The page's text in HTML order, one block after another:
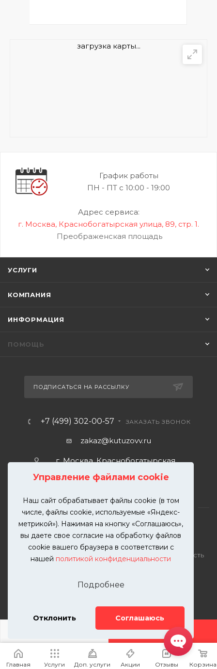
Управление файлами cookie
Наш сайт обрабатывает файлы cookie (в том
числе, файлы cookie, используемые «Яндекс-
метрикой»). Нажимая на кнопку «Соглашаюсь»,
вы даете свое согласие на обработку файлов
cookie вашего браузера в соответствии с
нашей политикой конфиденциальности
Подробнее
Отклонить Соглашаюсь
ДОБАВИТЬ УСЛУГУ
загрузка карты...
График работы
ПН - ПТ с 10:00 - 19:00
Адрес сервиса:
г. Москва, Краснобогатырская улица, 89, стр. 1.
Преображенская площадь
УСЛУГИ
КОМПАНИЯ
ИНФОРМАЦИЯ
ПОМОЩЬ
ПОДПИСАТЬСЯ НА РАССЫЛКУ
+7 (499) 302-00-57 ЗАКАЗАТЬ ЗВОНОК
zakaz@kutuzovv.ru
г. Москва, Краснобогатырская
2026 © KUTUZOVV | Кузовной ремонт и покраска
автомобилей. Вся информация на сайте – собственность
разрешения запрещена. Все права защищены.
Телефон: 8(499)-302-00-57
Главная Услуги Доп. услуги Акции Отзывы Корзина